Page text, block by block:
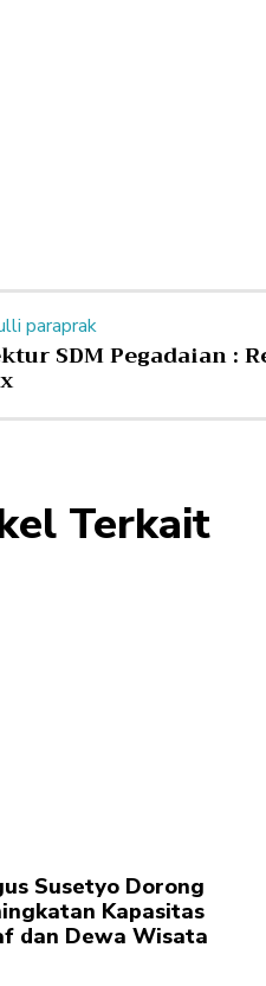
paraprak
SDM Pegadaian :
Terkait
Susetyo Dorong
Kapasitas
dan Dewa Wisata